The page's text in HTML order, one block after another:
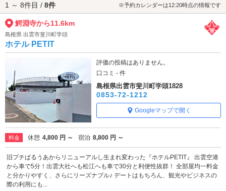
1 ～ 8件目 / 8件 ※予約カレンダーは12:20時点の情報です
鰐淵寺から11.6km
島根県 出雲市斐川町学頭
ホテル PETIT
評価の投稿はありません。
口コミ - 件
島根県出雲市斐川町学頭1828
0853-72-1212
Googleマップで開く
料金 休憩 4,800 円 ～ 宿泊 8,800 円 ～
旧プチぱるうあからリニューアルし生まれ変わった『ホテルPETIT』 出雲空港
から車で5分！出雲大社へも松江へも車で30分と利便性抜群！ 全部屋均一料金
と分かりやすく、さらにリーズナブル♪ デートはもちろん、観光やビジネスの
際の利用にも...